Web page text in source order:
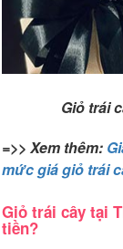
Giỏ trái
=>> Xem thêm:
mức giá giỏ trái
Giỏ trái cây tại
tiền?